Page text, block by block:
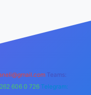
Teams:
606 0 726 Telegram: